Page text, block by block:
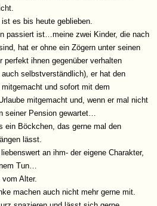
es bis heute geblieben.
passiert ist…meine zwei Kinder, die nach
hat er ohne ein Zögern unter seinen
ihnen gegenüber verhalten
selbstverständlich), er hat den
und sofort mit dem
mitgemacht und, wenn er mal nicht
seiner Pension gewartet…
ein Böckchen, das gerne mal den
lässt.
an ihm- der eigene Charakter,
Tun…
Alter.
machen auch nicht mehr gerne mit.